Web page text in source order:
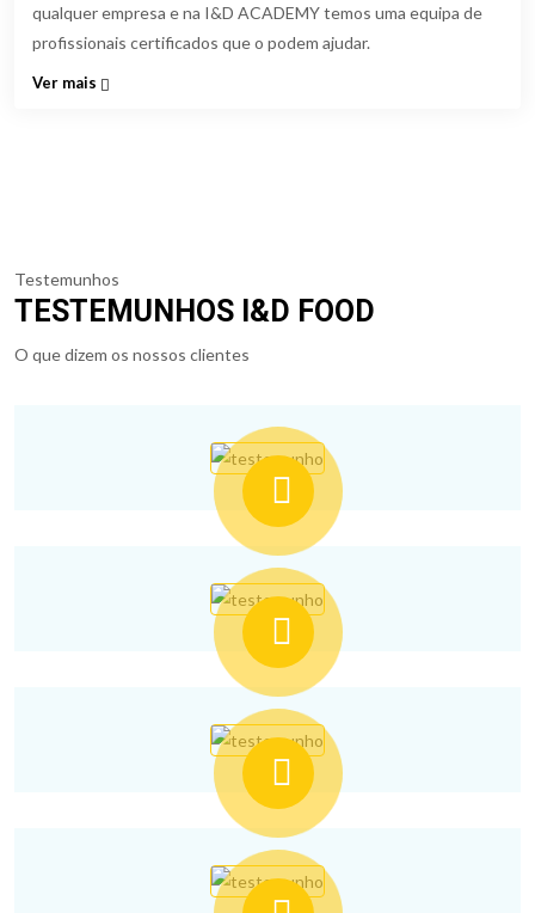
qualquer empresa e na I&D ACADEMY temos uma equipa de
profissionais certificados que o podem ajudar.
Ver mais
Testemunhos
TESTEMUNHOS I&D FOOD
O que dizem os nossos clientes